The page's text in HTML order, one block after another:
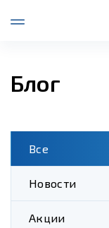
Блог
Все
Новости
Акции